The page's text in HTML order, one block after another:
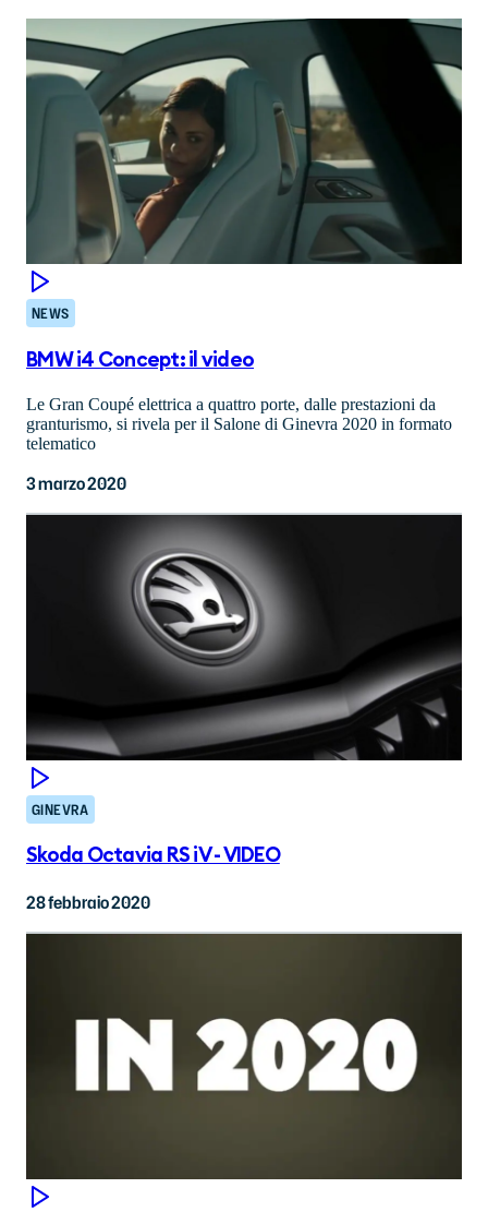
NEWS
BMW i4 Concept: il video
Le Gran Coupé elettrica a quattro porte, dalle prestazioni da
granturismo, si rivela per il Salone di Ginevra 2020 in formato
telematico
3 marzo 2020
GINEVRA
Skoda Octavia RS iV - VIDEO
28 febbraio 2020